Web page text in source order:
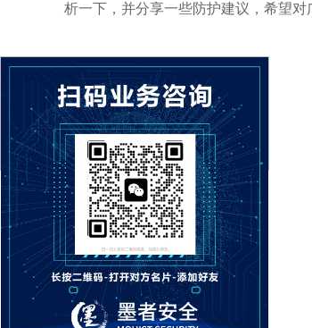
析一下，并分享一些防护建议，希望对
一、攻击手法分析